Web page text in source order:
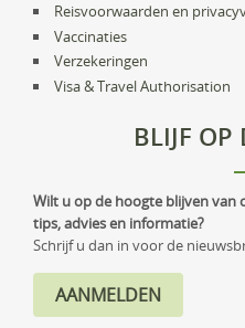
Reisvoorwaarden en
Vaccinaties
Verzekeringen
Visa & Travel Authorisation
BLIJF OP
Wilt u op de hoogte blijven van
tips, advies en informatie?
Schrijf u dan in voor de